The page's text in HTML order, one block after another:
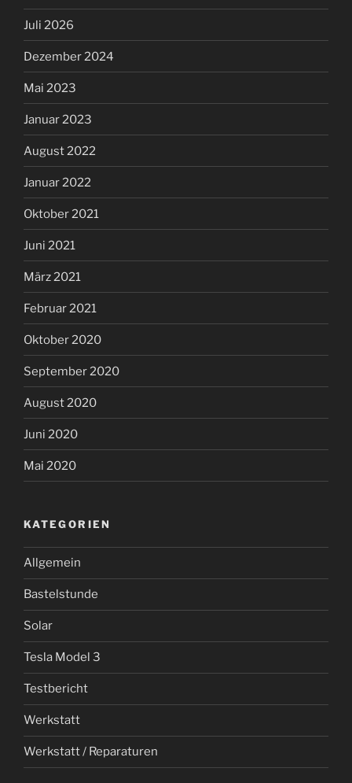
Juli 2026
Dezember 2024
Mai 2023
Januar 2023
August 2022
Januar 2022
Oktober 2021
Juni 2021
März 2021
Februar 2021
Oktober 2020
September 2020
August 2020
Juni 2020
Mai 2020
KATEGORIEN
Allgemein
Bastelstunde
Solar
Tesla Model 3
Testbericht
Werkstatt
Werkstatt / Reparaturen